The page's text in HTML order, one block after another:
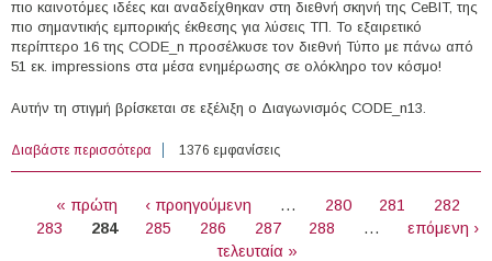
πιο καινοτόμες ιδέες και αναδείχθηκαν στη διεθνή σκηνή της CeBIT, της
πιο σημαντικής εμπορικής έκθεσης για λύσεις ΤΠ. Το εξαιρετικό
περίπτερο 16 της CODE_n προσέλκυσε τον διεθνή Τύπο με πάνω από
51 εκ. impressions στα μέσα ενημέρωσης σε ολόκληρο τον κόσμο!
Αυτήν τη στιγμή βρίσκεται σε εξέλιξη ο Διαγωνισμός CODE_n13.
Διαβάστε περισσότερα για Διαγωνισμός CODE_n13 για νεοσύστατες
επιχειρήσεις στους τομείς Ενέργειας και ΤΠ με τίτλο
1376 εμφανίσεις
« πρώτη ‹ προηγούμενη … 280 281
282
283
284 285 286 287 288 …
επόμενη ›
τελευταία »